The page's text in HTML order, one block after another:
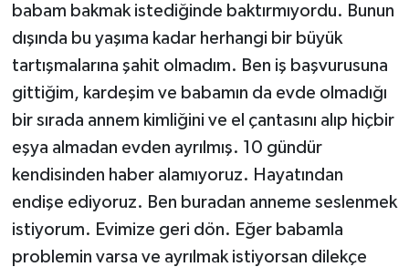
babam bakmak istediğinde baktırmıyordu. Bunun
dışında bu yaşıma kadar herhangi bir büyük
tartışmalarına şahit olmadım. Ben iş başvurusuna
gittiğim, kardeşim ve babamın da evde olmadığı
bir sırada annem kimliğini ve el çantasını alıp hiçbir
eşya almadan evden ayrılmış. 10 gündür
kendisinden haber alamıyoruz. Hayatından
endişe ediyoruz. Ben buradan anneme seslenmek
istiyorum. Evimize geri dön. Eğer babamla
problemin varsa ve ayrılmak istiyorsan dilekçe